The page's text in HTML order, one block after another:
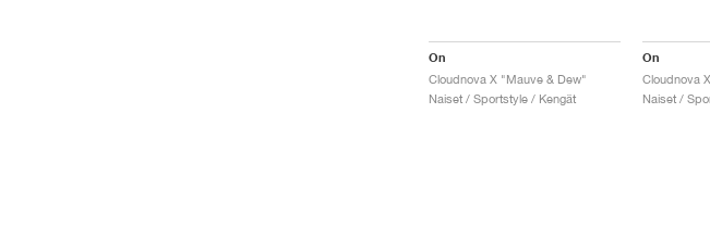
On
Cloudnova X "Mauve & Dew"
Naiset / Sportstyle / Kengät
On
Cloudnova
Naiset /